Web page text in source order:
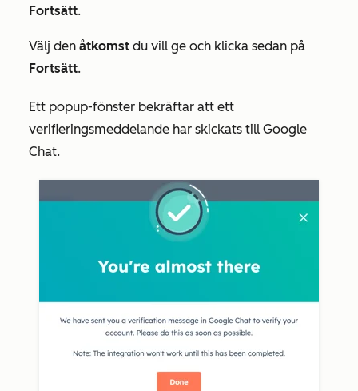
Fortsätt.
Välj den åtkomst du vill ge och klicka sedan på
Fortsätt.
Ett popup-fönster bekräftar att ett
verifieringsmeddelande har skickats till Google
Chat.